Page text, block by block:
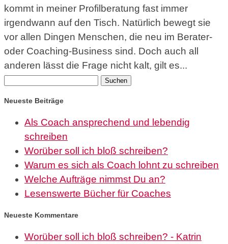
kommt in meiner Profilberatung fast immer
irgendwann auf den Tisch. Natürlich bewegt sie
vor allen Dingen Menschen, die neu im Berater-
oder Coaching-Business sind. Doch auch all
anderen lässt die Frage nicht kalt, gilt es...
Suchen
Neueste Beiträge
Als Coach ansprechend und lebendig
schreiben
Worüber soll ich bloß schreiben?
Warum es sich als Coach lohnt zu schreiben
Welche Aufträge nimmst Du an?
Lesenswerte Bücher für Coaches
Neueste Kommentare
Worüber soll ich bloß schreiben? - Katrin